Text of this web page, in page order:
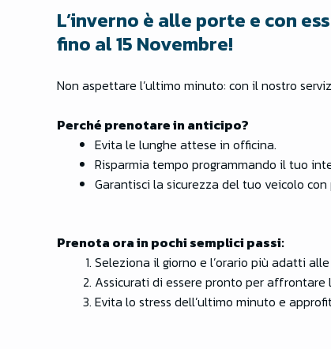
L’inverno è alle porte e con
fino al 15 Novembre!
Non aspettare l’ultimo minuto: con il nostro
Perché prenotare in anticipo?
Evita le lunghe attese in officina.
Risparmia tempo programmando il tuo
Garantisci la sicurezza del tuo veicolo
Prenota ora in pochi semplici passi:
Seleziona il giorno e l’orario più adatti
Assicurati di essere pronto per affrontare
Evita lo stress dell’ultimo minuto e